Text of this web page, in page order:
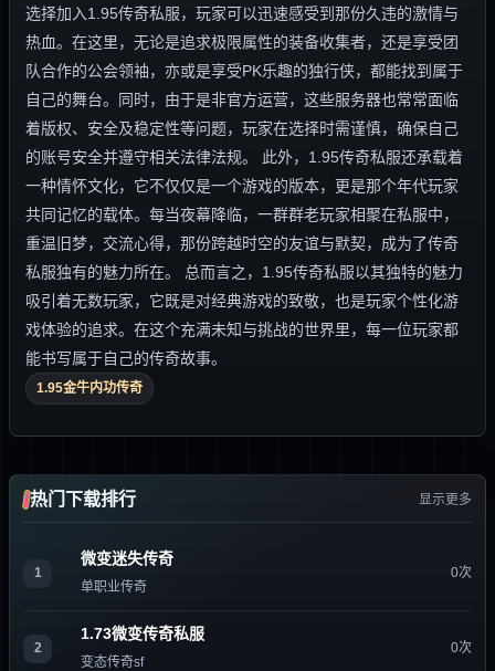
选择加入1.95传奇私服，玩家可以迅速感受到那份久违的激情与
热血。在这里，无论是追求极限属性的装备收集者，还是享受团
队合作的公会领袖，亦或是享受PK乐趣的独行侠，都能找到属于
自己的舞台。同时，由于是非官方运营，这些服务器也常常面临
着版权、安全及稳定性等问题，玩家在选择时需谨慎，确保自己
的账号安全并遵守相关法律法规。 此外，1.95传奇私服还承载着
一种情怀文化，它不仅仅是一个游戏的版本，更是那个年代玩家
共同记忆的载体。每当夜幕降临，一群群老玩家相聚在私服中，
重温旧梦，交流心得，那份跨越时空的友谊与默契，成为了传奇
私服独有的魅力所在。 总而言之，1.95传奇私服以其独特的魅力
吸引着无数玩家，它既是对经典游戏的致敬，也是玩家个性化游
戏体验的追求。在这个充满未知与挑战的世界里，每一位玩家都
能书写属于自己的传奇故事。
1.95金牛内功传奇
热门下载排行 显示更多
1
微变迷失传奇
单职业传奇
0次
2
1.73微变传奇私服
变态传奇sf
0次